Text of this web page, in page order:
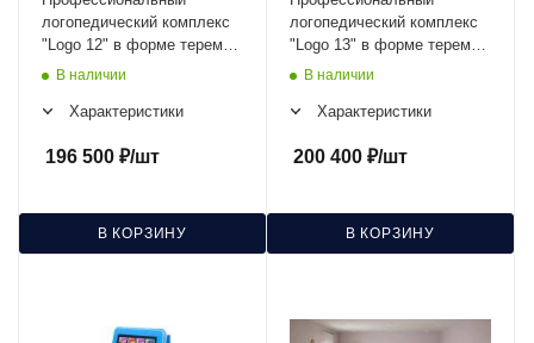
логопедический комплекс
"Logo 12" в форме теремка
AV Kompleks
В наличии
Характеристики
196 500 ₽/шт
В КОРЗИНУ
логопедический комплекс
"Logo 13" в форме теремка
с опорой AV Kompleks
В наличии
Характеристики
200 400 ₽/шт
В КОРЗИНУ